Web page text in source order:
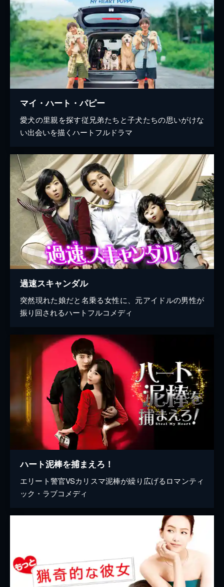
マイ・ハート・パピー
愛犬の里親を探す従兄弟たちと子犬たちの思いがけな
い出会いを描くハートフルドラマ
過速スキャンダル
突然現れた娘だと名乗る女性に、元アイドルの男性が
振り回されるハートフルコメディ
ハート泥棒を捕まえろ！
エリート警官VSカリスマ泥棒が繰り広げるロマンティ
ック・ラブコメディ